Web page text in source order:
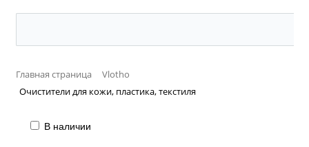
Главная страница
Vlotho
Очистители для кожи, пластика, текстиля
В наличии